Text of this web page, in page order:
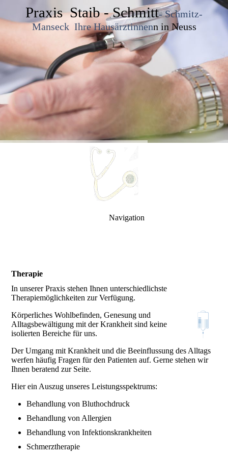
Praxis Staib - Schmitt- Schmitz-
Manseck Ihre Hausärztinnenn in Neuss
Navigation
Therapie
In unserer Praxis stehen Ihnen unterschiedlichste
Therapiemöglichkeiten zur Verfügung.
Körperliches Wohlbefinden, Genesung und
Alltagsbewältigung mit der Krankheit sind keine
isolierten Bereiche für uns.
Der Umgang mit Krankheit und die Beeinflussung des Alltags
werfen häufig Fragen für den Patienten auf. Gerne stehen wir
Ihnen beratend zur Seite.
Hier ein Auszug unseres Leistungsspektrums:
Behandlung von Bluthochdruck
Behandlung von Allergien
Behandlung von Infektionskrankheiten
Schmerztherapie